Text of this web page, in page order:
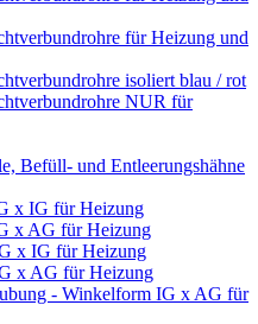
für Heizung und
isoliert blau / rot
NUR für
Befüll- und Entleerungshähne
x IG für Heizung
x AG für Heizung
x IG für Heizung
x AG für Heizung
- Winkelform IG x AG für